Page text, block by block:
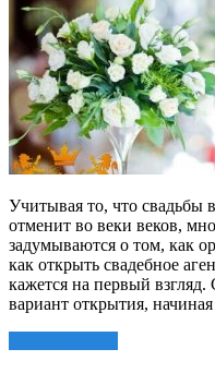
Учитывая то, что свадьбы
отменит во веки веков,
задумываются о том, как
как открыть свадебное
кажется на первый
вариант открытия,